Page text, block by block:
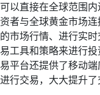
可以直接在全球范围
资者与全球黄金市场
的市场行情、进行实
易工具和策略来进行
易平台还提供了移动
进行交易，大大提升了